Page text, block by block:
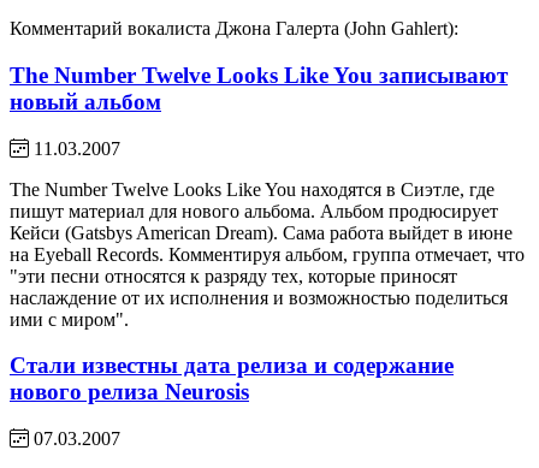
Комментарий вокалиста Джона Галерта (John Gahlert):
The Number Twelve Looks Like You записывают
новый альбом
11.03.2007
The Number Twelve Looks Like You находятся в Сиэтле, где
пишут материал для нового альбома. Альбом продюсирует
Кейси (Gatsbys American Dream). Сама работа выйдет в июне
на Eyeball Records. Комментируя альбом, группа отмечает, что
"эти песни относятся к разряду тех, которые приносят
наслаждение от их исполнения и возможностью поделиться
ими с миром".
Стали известны дата релиза и содержание
нового релиза Neurosis
07.03.2007